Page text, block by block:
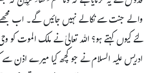
والے جنت سے نکالے نہیں جائیں گے۔ اب
لئے کیوں کہتے ہو؟ اللہ تعالیٰ نے ملک الموت کو
ادریس علیہ السلام نے جو کچھ کیا میرے اذن